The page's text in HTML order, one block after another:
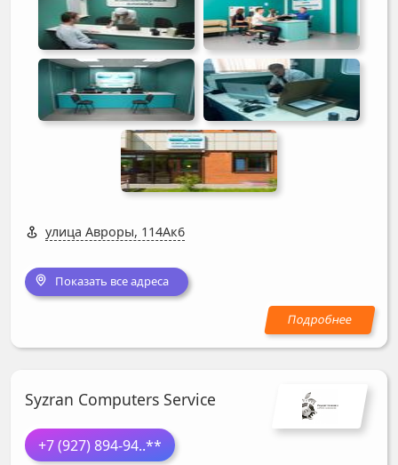
улица Авроры, 114Ак6
Показать все адреса
Syzran Computers Service
+7 (927) 894-94..**